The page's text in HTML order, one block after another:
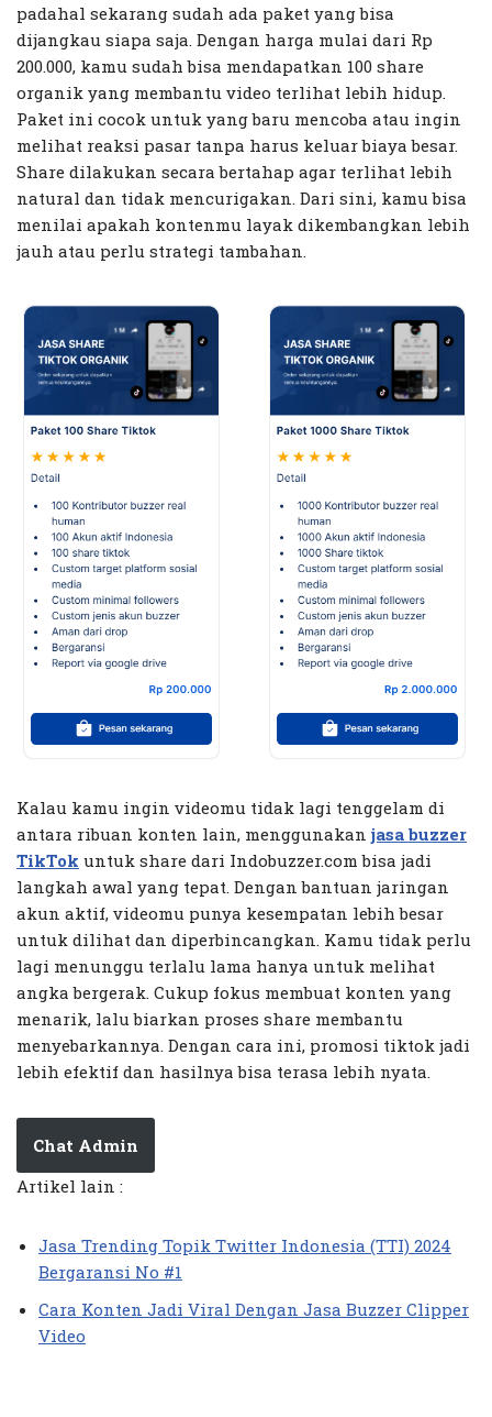
padahal sekarang sudah ada paket yang bisa
dijangkau siapa saja. Dengan harga mulai dari Rp
200.000, kamu sudah bisa mendapatkan 100 share
organik yang membantu video terlihat lebih hidup.
Paket ini cocok untuk yang baru mencoba atau ingin
melihat reaksi pasar tanpa harus keluar biaya besar.
Share dilakukan secara bertahap agar terlihat lebih
natural dan tidak mencurigakan. Dari sini, kamu bisa
menilai apakah kontenmu layak dikembangkan lebih
jauh atau perlu strategi tambahan.
Kalau kamu ingin videomu tidak lagi tenggelam di
antara ribuan konten lain, menggunakan jasa buzzer
TikTok untuk share dari Indobuzzer.com bisa jadi
langkah awal yang tepat. Dengan bantuan jaringan
akun aktif, videomu punya kesempatan lebih besar
untuk dilihat dan diperbincangkan. Kamu tidak perlu
lagi menunggu terlalu lama hanya untuk melihat
angka bergerak. Cukup fokus membuat konten yang
menarik, lalu biarkan proses share membantu
menyebarkannya. Dengan cara ini, promosi tiktok jadi
lebih efektif dan hasilnya bisa terasa lebih nyata.
Chat Admin
Artikel lain :
Jasa Trending Topik Twitter Indonesia (TTI) 2024
Bergaransi No #1
Cara Konten Jadi Viral Dengan Jasa Buzzer Clipper
Video